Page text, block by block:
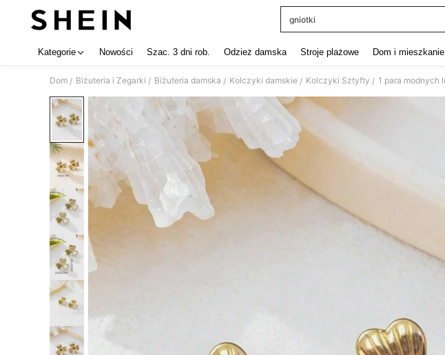
gniotki
Kategorie Nowości Szac. 3 dni rob. Odzież damska Stroje plażowe Dom i mieszkanie
Dom / Biżuteria i Zegarki / Biżuteria damska / Kolczyki damskie / Kolczyki Sztyfty /